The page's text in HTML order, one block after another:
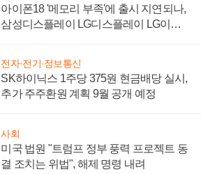
아이폰18 '메모리 부족'에 출시 지연되나,
삼성디스플레이 LG디스플레이 LG이노
전자·전기·정보통신
SK하이닉스 1주당 375원 현금배당 실시,
추가 주주환원 계획 9월 공개 예정
사회
미국 법원 "트럼프 정부 풍력 프로젝트 동
결 조치는 위법", 해제 명령 내려